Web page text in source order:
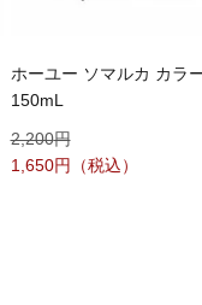
ホーユー ソマルカ カラ
150mL
2,200
1,650